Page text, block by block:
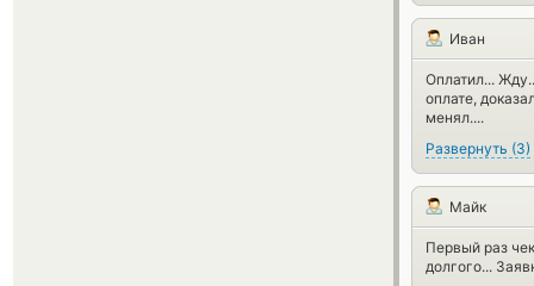
Иван
Оплатил...
оплате,
менял....
Развернуть (3)
Майк
Первый раз
долгого...